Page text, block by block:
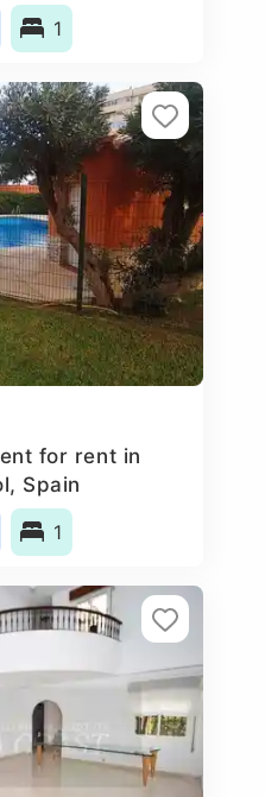
1
for rent in
Spain
1